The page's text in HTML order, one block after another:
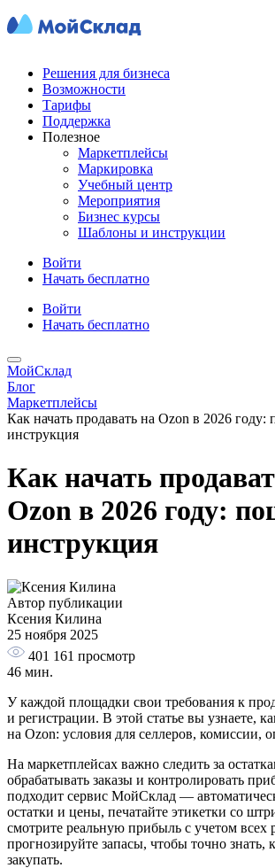
Решения для бизнеса
Возможности
Тарифы
Поддержка
Полезное
Маркетплейсы
Маркировка
Учебный центр
Мероприятия
Бизнес курсы
Шаблоны и инструкции
Войти
Начать бесплатно
Войти
Начать бесплатно
МойСклад
Блог
Маркетплейсы
Как начать продавать на Ozon в 2026 году:
инструкция
Как начать
Ozon в 2026 году:
инструкция
Автор публикации
Ксения Килина
25 ноября 2025
401 161 просмотр
46 мин.
У каждой площадки свои требования к
и регистрации. В этой статье вы узнаете,
на Ozon: условия для селлеров, комиссии,
На маркетплейсах важно следить за
обрабатывать заказы и контролировать
подходит сервис МойСклад —
остатки и цены, печатайте этикетки со
смотрите реальную прибыль с учетом всех
прогнозируйте запасы, чтобы точно знать,
закупать.